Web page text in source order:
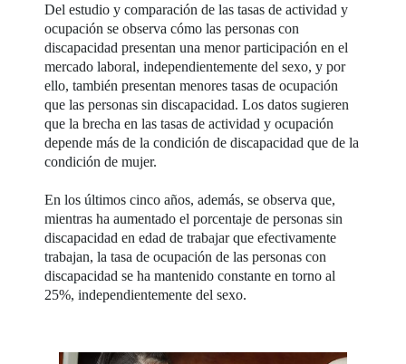
Del estudio y comparación de las tasas de actividad y
ocupación se observa cómo las personas con
discapacidad presentan una menor participación en el
mercado laboral, independientemente del sexo, y por
ello, también presentan menores tasas de ocupación
que las personas sin discapacidad. Los datos sugieren
que la brecha en las tasas de actividad y ocupación
depende más de la condición de discapacidad que de la
condición de mujer.
En los últimos cinco años, además, se observa que,
mientras ha aumentado el porcentaje de personas sin
discapacidad en edad de trabajar que efectivamente
trabajan, la tasa de ocupación de las personas con
discapacidad se ha mantenido constante en torno al
25%, independientemente del sexo.